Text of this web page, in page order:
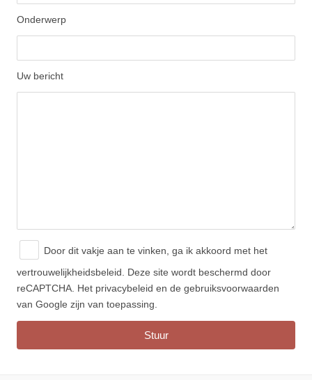
Onderwerp
Uw bericht
Door dit vakje aan te vinken, ga ik akkoord met het
vertrouwelijkheidsbeleid.
Deze site wordt beschermd door
reCAPTCHA. Het privacybeleid en de gebruiksvoorwaarden
van Google zijn van toepassing.